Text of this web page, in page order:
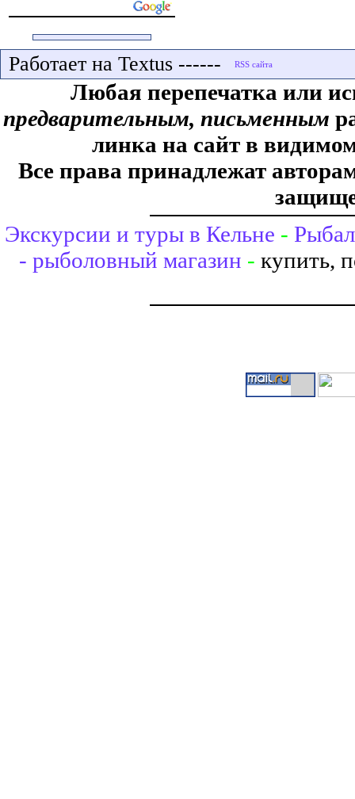
Работает на Textus ------
Любая перепечатка или
предварительным, письменным
линка на сайт в
Все права принадлежат
Экскурсии и туры в Кельне -
- рыболовный магазин - купить,